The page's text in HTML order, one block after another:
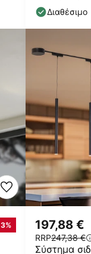
Διαθέσιμο
Σύστημα
197,88 €
RRP247,38 €